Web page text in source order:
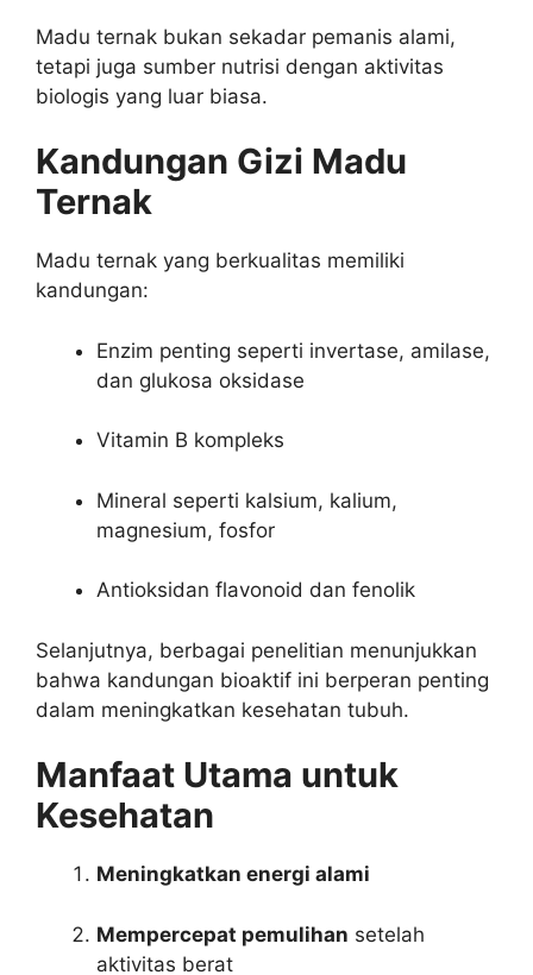
Madu ternak bukan sekadar pemanis alami,
tetapi juga sumber nutrisi dengan aktivitas
biologis yang luar biasa.
Kandungan Gizi Madu
Ternak
Madu ternak yang berkualitas memiliki
kandungan:
Enzim penting seperti invertase, amilase,
dan glukosa oksidase
Vitamin B kompleks
Mineral seperti kalsium, kalium,
magnesium, fosfor
Antioksidan flavonoid dan fenolik
Selanjutnya, berbagai penelitian menunjukkan
bahwa kandungan bioaktif ini berperan penting
dalam meningkatkan kesehatan tubuh.
Manfaat Utama untuk
Kesehatan
Meningkatkan energi alami
Mempercepat pemulihan setelah
aktivitas berat